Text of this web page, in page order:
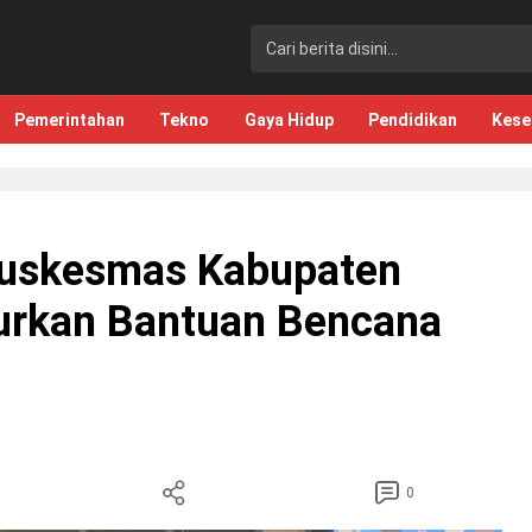
Pemerintahan Tekno Gaya Hidup Pendidikan
Kabupaten
Bantuan Bencana
0